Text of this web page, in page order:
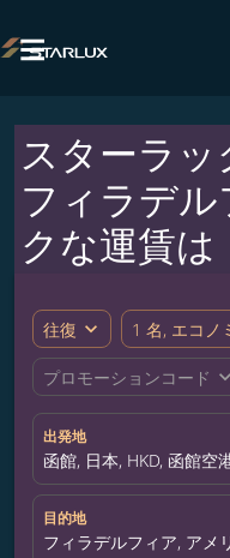

スターラッ
フィラデル
クな運賃は
往復 expand_more 1 名, エコノ
プロモーションコード expand_more
出発地
函館, 日本, HKD, 函館空
目的地
フィラデルフィア, アメ